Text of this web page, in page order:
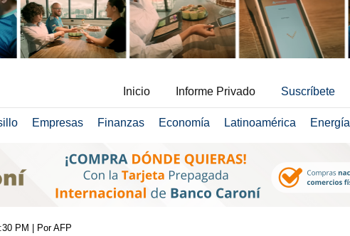
Inicio Informe Privado Suscríbete
Empresas Finanzas Economía Latinoamérica Energía
PM | Por AFP